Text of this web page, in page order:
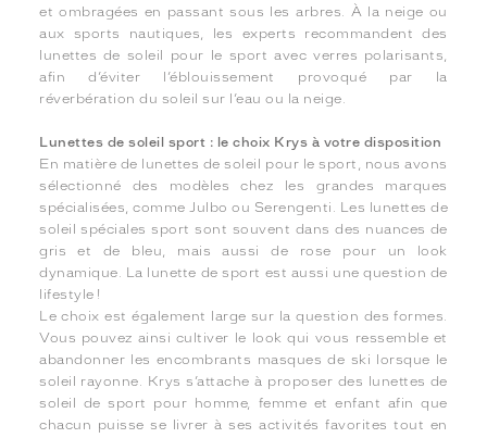
et ombragées en passant sous les arbres. À la neige ou
aux sports nautiques, les experts recommandent des
lunettes de soleil pour le sport avec verres polarisants,
afin d’éviter l’éblouissement provoqué par la
réverbération du soleil sur l’eau ou la neige.
Lunettes de soleil sport : le choix Krys à votre disposition
En matière de lunettes de soleil pour le sport, nous avons
sélectionné des modèles chez les grandes marques
spécialisées, comme Julbo ou Serengenti. Les lunettes de
soleil spéciales sport sont souvent dans des nuances de
gris et de bleu, mais aussi de rose pour un look
dynamique. La lunette de sport est aussi une question de
lifestyle !
Le choix est également large sur la question des formes.
Vous pouvez ainsi cultiver le look qui vous ressemble et
abandonner les encombrants masques de ski lorsque le
soleil rayonne. Krys s’attache à proposer des lunettes de
soleil de sport pour homme, femme et enfant afin que
chacun puisse se livrer à ses activités favorites tout en